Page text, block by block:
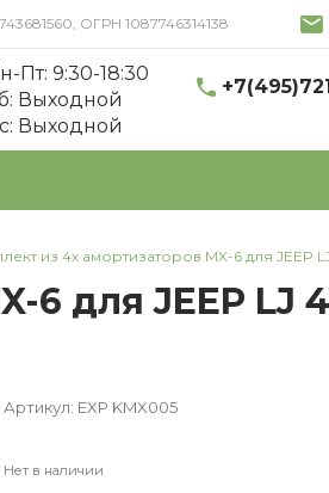
ОГРН 1087746314138
Пт: 9:30-18:30
Выходной
Выходной
из 4х амортизаторов MX-6 для JEEP
6 для JEEP LJ
Артикул: EXP KMX005
Нет в наличии